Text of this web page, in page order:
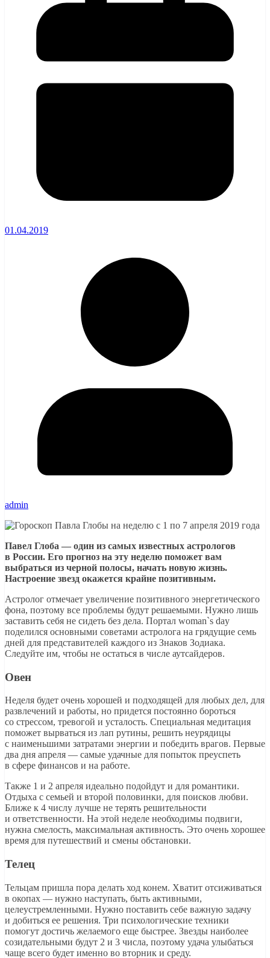
01.04.2019
admin
Павел Глоба — один из самых известных астрологов
в России. Его прогноз на эту неделю поможет вам
выбраться из черной полосы, начать новую жизнь.
Настроение звезд окажется крайне позитивным.
Астролог отмечает увеличение позитивного энергетического
фона, поэтому все проблемы будут решаемыми. Нужно лишь
заставить себя не сидеть без дела. Портал woman`s day
поделился основными советами астролога на грядущие семь
дней для представителей каждого из Знаков Зодиака.
Следуйте им, чтобы не остаться в числе аутсайдеров.
Овен
Неделя будет очень хорошей и подходящей для любых дел, для
развлечений и работы, но придется постоянно бороться
со стрессом, тревогой и усталость. Специальная медитация
поможет вырваться из лап рутины, решить неурядицы
с наименьшими затратами энергии и победить врагов. Первые
два дня апреля — самые удачные для попыток преуспеть
в сфере финансов и на работе.
Также 1 и 2 апреля идеально подойдут и для романтики.
Отдыха с семьей и второй половинки, для поисков любви.
Ближе к 4 числу лучше не терять решительности
и ответственности. На этой неделе необходимы подвиги,
нужна смелость, максимальная активность. Это очень хорошее
время для путешествий и смены обстановки.
Телец
Тельцам пришла пора делать ход конем. Хватит отсиживаться
в окопах — нужно наступать, быть активными,
целеустремленными. Нужно поставить себе важную задачу
и добиться ее решения. Три психологические техники
помогут достичь желаемого еще быстрее. Звезды наиболее
созидательными будут 2 и 3 числа, поэтому удача улыбаться
чаще всего будет именно во вторник и среду.